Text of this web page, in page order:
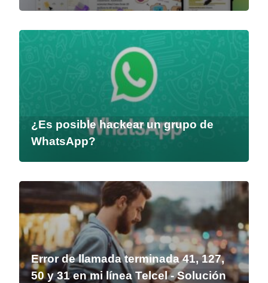
¿Es posible hackear un grupo de
WhatsApp?
Error de llamada terminada 41, 127,
50 y 31 en mi línea Telcel - Solución